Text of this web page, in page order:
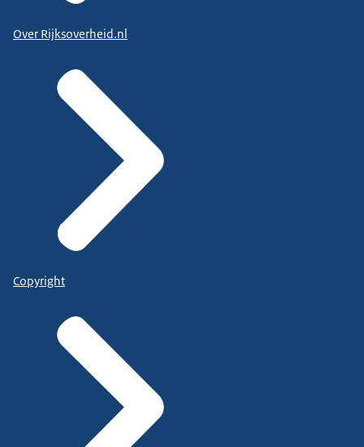
Over Rijksoverheid.nl
Copyright